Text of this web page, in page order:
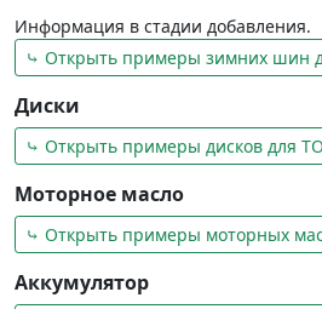
Информация в стадии добавления.
⤷ Открыть примеры зимних шин
Диски
⤷ Открыть примеры дисков для
Моторное масло
⤷ Открыть примеры моторных
Аккумулятор